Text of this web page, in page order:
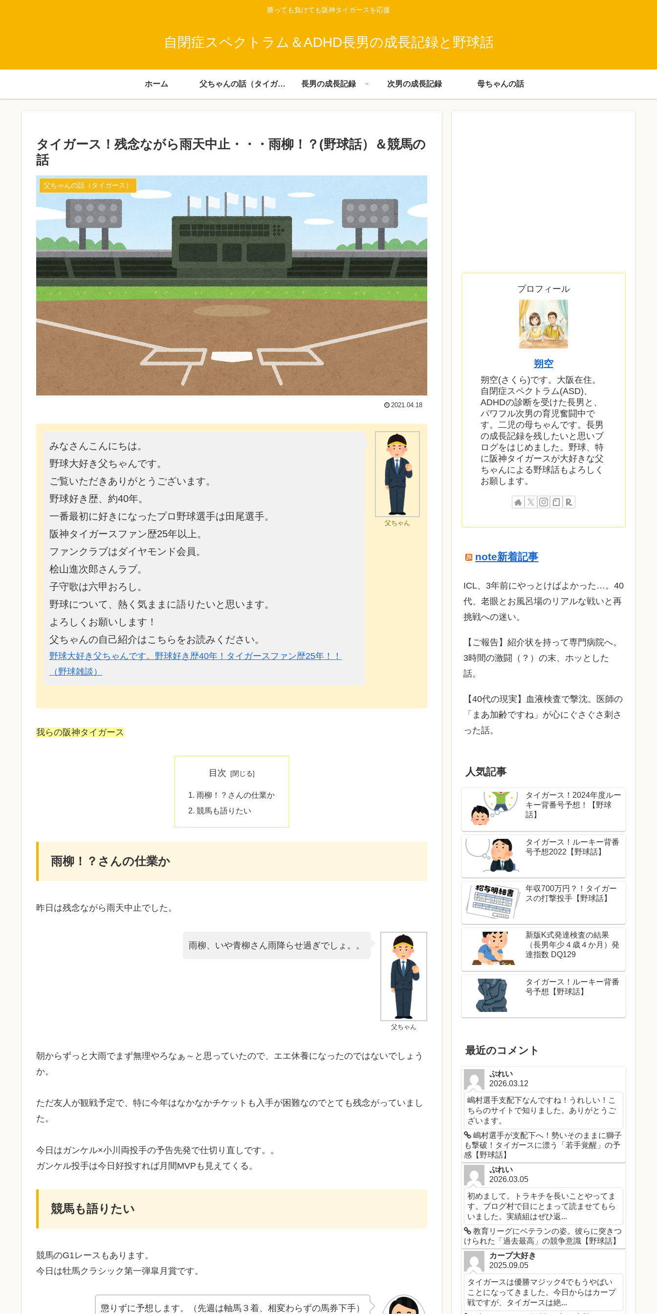
勝っても負けても阪神タイガースを応援
自閉症スペクトラム＆ADHD長男の成長記録と野球話
ホーム 父ちゃんの話（タイガース） 長男の成長記録 次男の成長記録 母ちゃんの話
タイガース！残念ながら雨天中止・・・雨柳！？(野球話）＆競馬の
話
父ちゃんの話（タイガース）
2021.04.18
父ちゃん
みなさんこんにちは。
野球大好き父ちゃんです。
ご覧いただきありがとうございます。
野球好き歴、約40年。
一番最初に好きになったプロ野球選手は田尾選手。
阪神タイガースファン歴25年以上。
ファンクラブはダイヤモンド会員。
桧山進次郎さんラブ。
子守歌は六甲おろし。
野球について、熱く気ままに語りたいと思います。
よろしくお願いします！
父ちゃんの自己紹介はこちらをお読みください。
野球大好き父ちゃんです。野球好き歴40年！タイガースファン歴25年！！
（野球雑談）
我らの阪神タイガース
目次
雨柳！？さんの仕業か
競馬も語りたい
雨柳！？さんの仕業か
昨日は残念ながら雨天中止でした。
父ちゃん
雨柳、いや青柳さん雨降らせ過ぎでしょ。。
朝からずっと大雨でまず無理やろなぁ～と思っていたので、エエ休養になったのではないでしょう
か。
ただ友人が観戦予定で、特に今年はなかなかチケットも入手が困難なのでとても残念がっていまし
た。
今日はガンケル×小川両投手の予告先発で仕切り直しです。。
ガンケル投手は今日好投すれば月間MVPも見えてくる。
競馬も語りたい
競馬のG1レースもあります。
今日は牡馬クラシック第一弾皐月賞です。
懲りずに予想します。（先週は軸馬３着、相変わらずの馬券下手）
プロフィール
朔空
朔空(さくら)です。大阪在住。
自閉症スペクトラム(ASD)、
ADHDの診断を受けた長男と、
パワフル次男の育児奮闘中で
す。二児の母ちゃんです。長男
の成長記録を残したいと思いブ
ログをはじめました。野球、特
に阪神タイガースが大好きな父
ちゃんによる野球話もよろしく
お願します。
note新着記事
ICL、3年前にやっとけばよかった…。40
代、老眼とお風呂場のリアルな戦いと再
挑戦への迷い。
​【ご報告】紹介状を持って専門病院へ。
3時間の激闘（？）の末、ホッとした
話。
【40代の現実】血液検査で撃沈。医師の
「まあ加齢ですね」が心にぐさぐさ刺さ
った話。
人気記事
タイガース！2024年度ルー
キー背番号予想！【野球
話】
タイガース！ルーキー背番
号予想2022【野球話】
年収700万円？！タイガー
スの打撃投手【野球話】
新版K式発達検査の結果
（長男年少４歳４か月）発
達指数 DQ129
タイガース！ルーキー背番
号予想【野球話】
最近のコメント
ぷれい
2026.03.12
嶋村選手支配下なんですね！うれしい！こ
ちらのサイトで知りました。ありがとうご
ざいます。
嶋村選手が支配下へ！勢いそのままに獅子
も撃破！タイガースに漂う「若手覚醒」の予
感【野球話】
ぷれい
2026.03.05
初めまして。トラキチを長いことやってま
す。ブログ村で目にとまって読ませてもら
いました。実績組はぜひ返...
教育リーグにベテランの姿。彼らに突きつ
けられた「過去最高」の競争意識【野球話】
カープ大好き
2025.09.05
タイガースは優勝マジック4でもうやばい
ことになってきました。今日からはカープ
戦ですが、タイガースは絶...